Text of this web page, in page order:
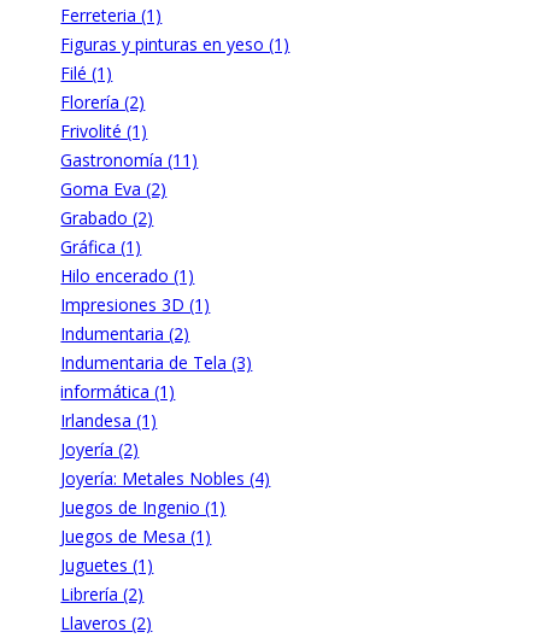
Ferreteria (1)
Figuras y pinturas en yeso (1)
Filé (1)
Florería (2)
Frivolité (1)
Gastronomía (11)
Goma Eva (2)
Grabado (2)
Gráfica (1)
Hilo encerado (1)
Impresiones 3D (1)
Indumentaria (2)
Indumentaria de Tela (3)
informática (1)
Irlandesa (1)
Joyería (2)
Joyería: Metales Nobles (4)
Juegos de Ingenio (1)
Juegos de Mesa (1)
Juguetes (1)
Librería (2)
Llaveros (2)